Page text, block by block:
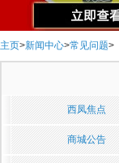
主页>新闻中心>常见问题>
西凤焦点
商城公告